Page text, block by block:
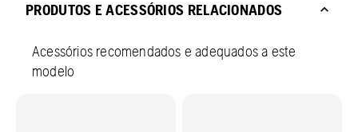
PRODUTOS E ACESSÓRIOS RELACIONADOS
Acessórios recomendados e adequados a este
modelo